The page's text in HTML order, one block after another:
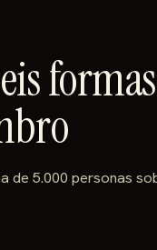
de 5.000 personas